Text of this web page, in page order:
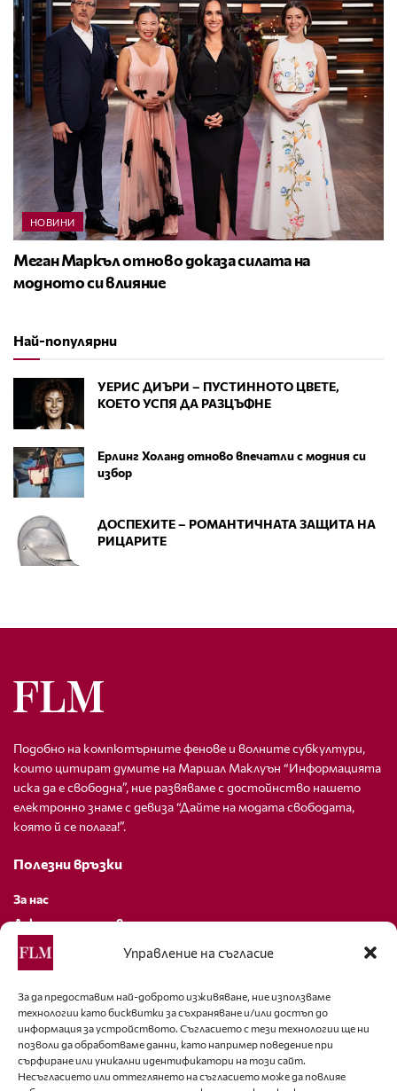
Управление на съгласие
За да предоставим най-доброто изживяване, ние използваме
технологии като бисквитки за съхраняване и/или достъп до
информация за устройството. Съгласието с тези технологии ще ни
позволи да обработваме данни, като например поведение при
сърфиране или уникални идентификатори на този сайт.
Несъгласието или оттеглянето на съгласието може да повлияе
НОВИНИ
Меган Маркъл отново доказа силата на
модното си влияние
Най-популярни
УЕРИС ДИЪРИ – ПУСТИННОТО ЦВЕТЕ,
КОЕТО УСПЯ ДА РАЗЦЪФНЕ
Ерлинг Холанд отново впечатли с модния си
избор
ДОСПЕХИТЕ – РОМАНТИЧНАТА ЗАЩИТА НА
РИЦАРИТЕ
Подобно на компютърните фенове и волните субкултури,
които цитират думите на Маршал Маклуън “Информацията
иска да е свободна”, ние развяваме с достойнство нашето
електронно знаме с девиза “Дайте на модата свободата,
която й се полага!”.
Полезни връзки
За нас
Декларация за поверителност
Политика за бисквитки
За контакти
editor@fashion-lifestyle.net
+359 88 227 33 47